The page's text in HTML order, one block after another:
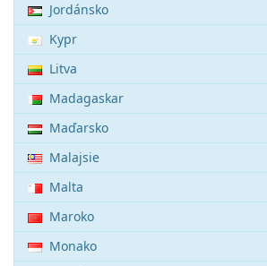
Jordánsko
Kypr
Litva
Madagaskar
Maďarsko
Malajsie
Malta
Maroko
Monako